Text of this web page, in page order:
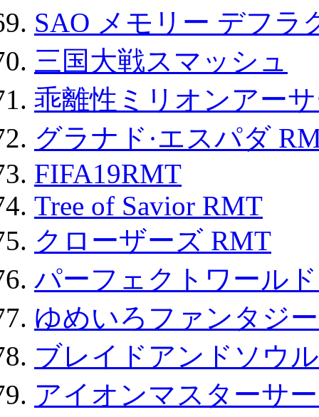
SAO メモリー デフラ
三国大戦スマッシュ
乖離性ミリオンアー
グラナド·エスパダ
FIFA19RMT
Tree of Savior RMT
クローザーズ RMT
パーフェクトワール
ゆめいろファンタジ
ブレイドアンドソウ
アイオンマスターサ